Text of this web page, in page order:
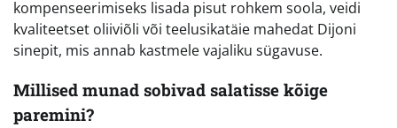
kompenseerimiseks lisada pisut rohkem soola, veidi
kvaliteetset oliiviõli või teelusikatäie mahedat Dijoni
sinepit, mis annab kastmele vajaliku sügavuse.
Millised munad sobivad salatisse kõige
paremini?